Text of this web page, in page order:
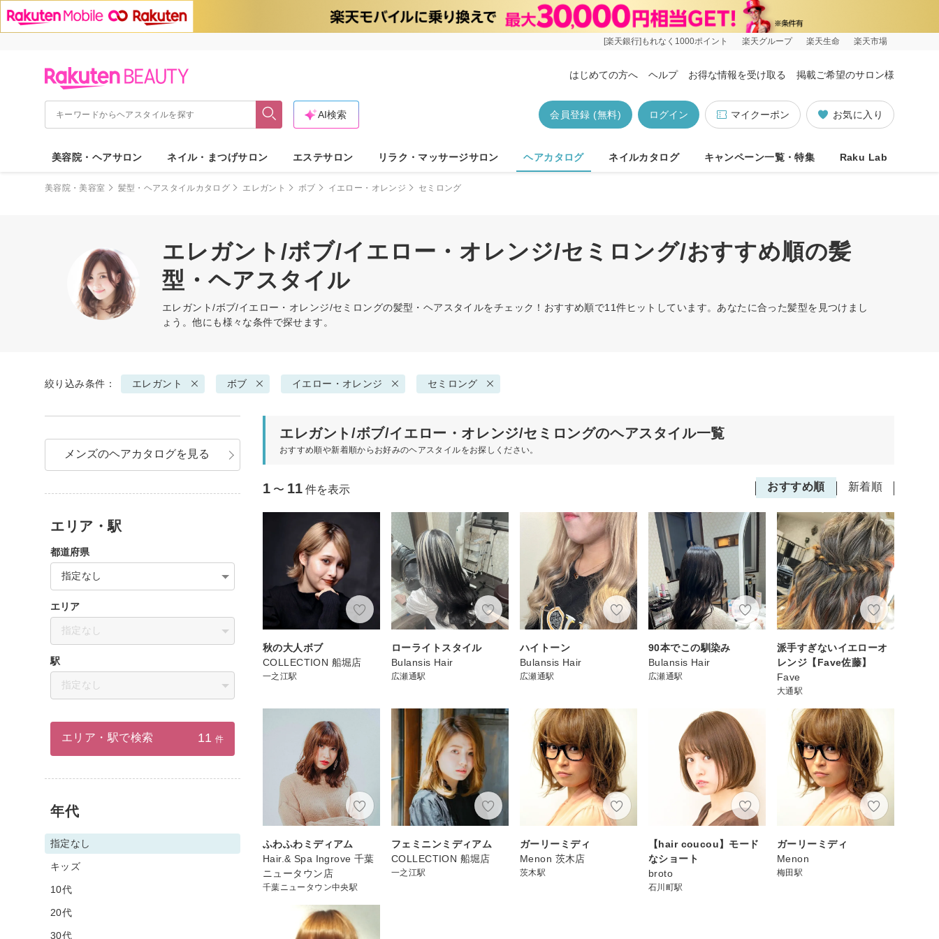
[楽天銀行]もれなく1000ポイント 楽天グループ 楽天生命 楽天市場
はじめての方へ ヘルプ お得な情報を受け取る 掲載ご希望のサロン様
お気に入り
マイクーポン
ログイン
会員登録 (無料)
AI検索
美容院・ヘアサロン ネイル・まつげサロン エステサロン リラク・マッサージサロン ヘアカタログ ネイルカタログ キャンペーン一覧・特集 Raku Lab
美容院・美容室 髪型・ヘアスタイルカタログ エレガント ボブ イエロー・オレンジ セミロング
エレガント/ボブ/イエロー・オレンジ/セミロング/おすすめ順の髪
型・ヘアスタイル
エレガント/ボブ/イエロー・オレンジ/セミロングの髪型・ヘアスタイルをチェック！おすすめ順で11件ヒットしています。あなたに合った髪型を見つけまし
ょう。他にも様々な条件で探せます。
絞り込み条件： エレガント ボブ イエロー・オレンジ セミロング
エレガント/ボブ/イエロー・オレンジ/セミロングのヘアスタイル一覧
おすすめ順や新着順からお好みのヘアスタイルをお探しください。
おすすめ順 新着順
1 〜 11 件を表示
秋の大人ボブ
COLLECTION 船堀店
一之江駅
ローライトスタイル
Bulansis Hair
広瀬通駅
ハイトーン
Bulansis Hair
広瀬通駅
90本でこの馴染み
Bulansis Hair
広瀬通駅
派手すぎないイエローオ
レンジ【Fave佐藤】
Fave
大通駅
ふわふわミディアム
Hair.& Spa Ingrove 千葉
ニュータウン店
千葉ニュータウン中央駅
フェミニンミディアム
COLLECTION 船堀店
一之江駅
ガーリーミディ
Menon 茨木店
茨木駅
【hair coucou】モード
なショート
broto
石川町駅
ガーリーミディ
Menon
梅田駅
メンズのヘアカタログを見る
エリア・駅
都道府県
指定なし
エリア
指定なし
駅
指定なし
エリア・駅で検索 11 件
年代
指定なし
キッズ
10代
20代
30代